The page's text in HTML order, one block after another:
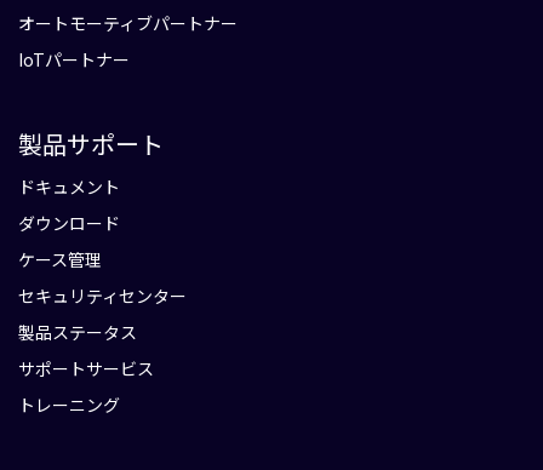
オートモーティブパートナー
IoTパートナー
製品サポート
ドキュメント
ダウンロード
ケース管理
セキュリティセンター
製品ステータス
サポートサービス
トレーニング